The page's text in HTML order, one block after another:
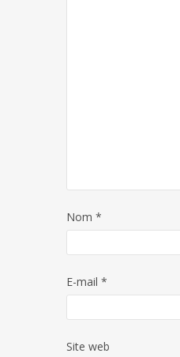
Nom *
E-mail *
Site web